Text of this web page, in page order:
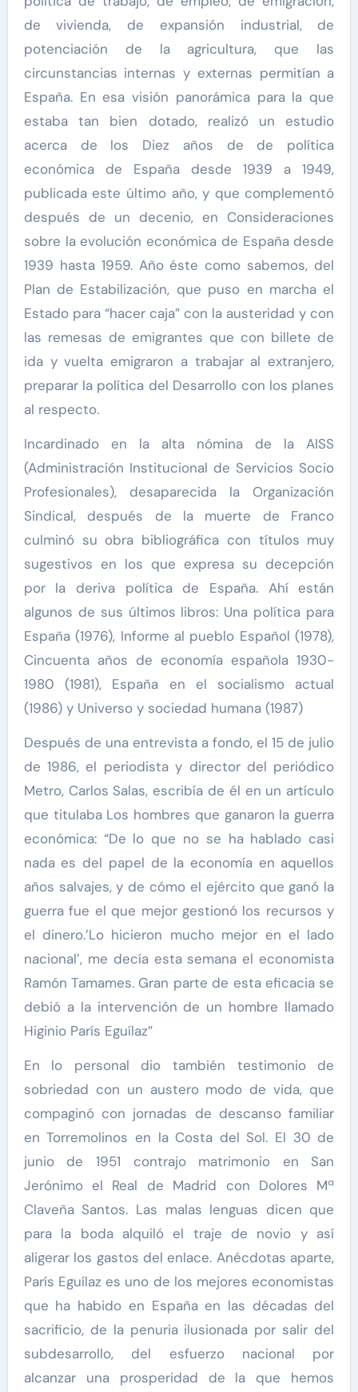
de vivienda, de expansión industrial, de
potenciación de la agricultura, que las
circunstancias internas y externas permitían a
España. En esa visión panorámica para la que
estaba tan bien dotado, realizó un estudio
acerca de los Diez años de de política
económica de España desde 1939 a 1949,
publicada este último año, y que complementó
después de un decenio, en Consideraciones
sobre la evolución económica de España desde
1939 hasta 1959. Año éste como sabemos, del
Plan de Estabilización, que puso en marcha el
Estado para “hacer caja” con la austeridad y con
las remesas de emigrantes que con billete de
ida y vuelta emigraron a trabajar al extranjero,
preparar la política del Desarrollo con los planes
al respecto.
Incardinado en la alta nómina de la AISS
(Administración Institucional de Servicios Socio
Profesionales), desaparecida la Organización
Sindical, después de la muerte de Franco
culminó su obra bibliográfica con títulos muy
sugestivos en los que expresa su decepción
por la deriva política de España. Ahí están
algunos de sus últimos libros: Una política para
España (1976), Informe al pueblo Español (1978),
Cincuenta años de economía española 1930-
1980 (1981), España en el socialismo actual
(1986) y Universo y sociedad humana (1987)
Después de una entrevista a fondo, el 15 de julio
de 1986, el periodista y director del periódico
Metro, Carlos Salas, escribía de él en un artículo
que titulaba Los hombres que ganaron la guerra
económica: “De lo que no se ha hablado casi
nada es del papel de la economía en aquellos
años salvajes, y de cómo el ejército que ganó la
guerra fue el que mejor gestionó los recursos y
el dinero.’Lo hicieron mucho mejor en el lado
nacional’, me decía esta semana el economista
Ramón Tamames. Gran parte de esta eficacia se
debió a la intervención de un hombre llamado
Higinio París Eguílaz”
En lo personal dio también testimonio de
sobriedad con un austero modo de vida, que
compaginó con jornadas de descanso familiar
en Torremolinos en la Costa del Sol. El 30 de
junio de 1951 contrajo matrimonio en San
Jerónimo el Real de Madrid con Dolores Mª
Claveña Santos. Las malas lenguas dicen que
para la boda alquiló el traje de novio y así
aligerar los gastos del enlace. Anécdotas aparte,
París Eguílaz es uno de los mejores economistas
que ha habido en España en las décadas del
sacrificio, de la penuria ilusionada por salir del
subdesarrollo, del esfuerzo nacional por
alcanzar una prosperidad de la que hemos